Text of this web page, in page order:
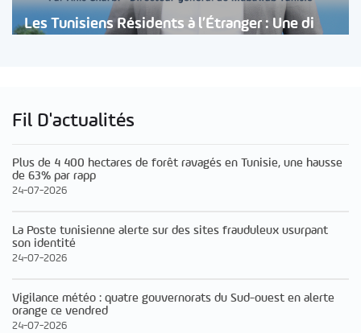
Les Tunisiens Résidents à l’Étranger : Une di
Fil D'actualités
Plus de 4 400 hectares de forêt ravagés en Tunisie, une hausse
de 63% par rapp
24-07-2026
La Poste tunisienne alerte sur des sites frauduleux usurpant
son identité
24-07-2026
Vigilance météo : quatre gouvernorats du Sud-ouest en alerte
orange ce vendred
24-07-2026